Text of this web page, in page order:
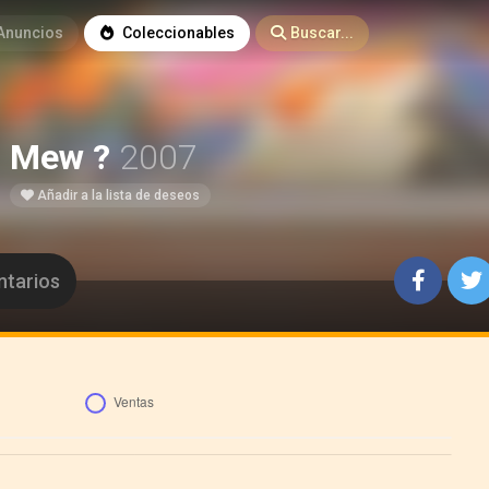
Coleccionables Buscar...
Mew ? 2007
Añadir a la lista de deseos